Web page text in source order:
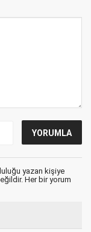
yazan kişiye
Her bir yorum